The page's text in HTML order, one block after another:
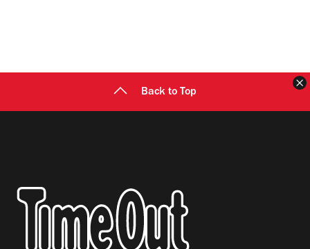
Back to Top